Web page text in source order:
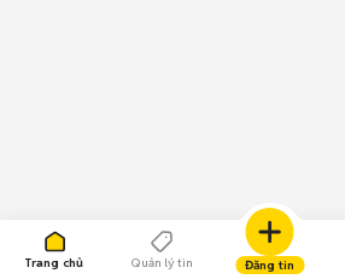
Trang chủ Quản lý tin Đăng tin